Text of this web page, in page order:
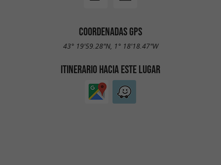
General Agrícola 2022.
No dudes en venir a degustar sus deliciosos
quesos directamente en la tienda de Macaye,
abierta de lunes a viernes de 9:30 a 18:00
COORDENADAS GPS
43° 19'59.28"N, 1° 18'18.47"W
ITINERARIO HACIA ESTE LUGAR